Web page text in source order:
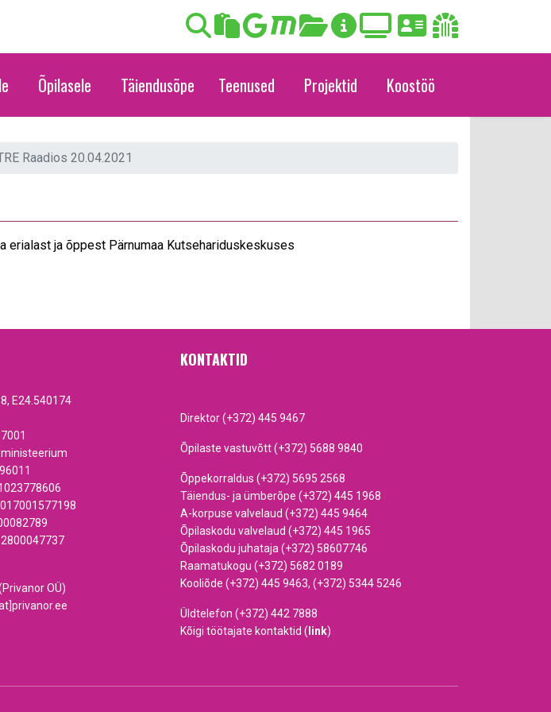
Õpilasele Täiendusõpe Teenused Projektid Koostöö
Raadios 20.04.2021
erialast ja õppest Pärnumaa Kutsehariduskeskuses
E24.540174
OÜ)
KONTAKTID
Direktor (+372) 445 9467
Õpilaste vastuvõtt (+372) 5688 9840
Õppekorraldus (+372) 5695 2568
Täiendus- ja ümberõpe (+372) 445 1968
A-korpuse valvelaud (+372) 445 9464
Õpilaskodu valvelaud (+372) 445 1965
Õpilaskodu juhataja (+372) 58607746
Raamatukogu (+372) 5682 0189
Kooliõde (+372) 445 9463, (+372) 5344 5246
Üldtelefon (+372) 442 7888
Kõigi töötajate kontaktid ( link)